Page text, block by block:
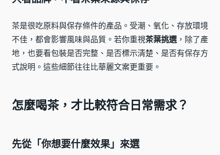
茶是很吃原料與保存條件的產品。受潮、氧化、存放環境
不佳，都會影響風味與品質。若你重視茶葉挑選 ，除了產
地，也要看包裝是否完整、是否標示清楚、是否有保存方
式說明。這些細節往往比華麗文案更重要。
怎麼喝茶，才比較符合日常需求？
先從「你想要什麼效果」來選